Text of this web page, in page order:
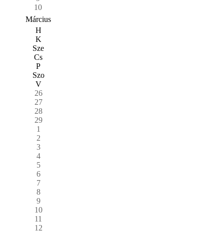
10
Március
H
K
Sze
Cs
P
Szo
V
26
27
28
29
1
2
3
4
5
6
7
8
9
10
11
12